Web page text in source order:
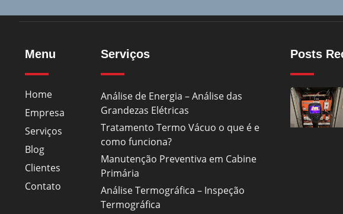
Menu
Home
Empresa
Serviços
Blog
Clientes
Contato
Serviços
Análise de Energia – Análise das
Grandezas Elétricas
Tratamento Termo Vácuo o que é e
como funciona?
Manutenção Preventiva em Cabine
Primária
Análise Termográfica – Inspeção
Termográfica
Posts